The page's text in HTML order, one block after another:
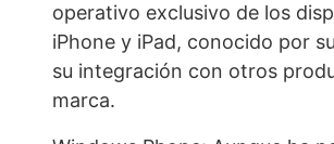
operativo exclusivo de los
iPhone y iPad, conocido por
su integración con otros
marca.